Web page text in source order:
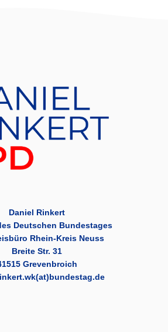
Daniel Rinkert
Deutschen Bundestages
Rhein-Kreis Neuss
Breite Str. 31
Grevenbroich